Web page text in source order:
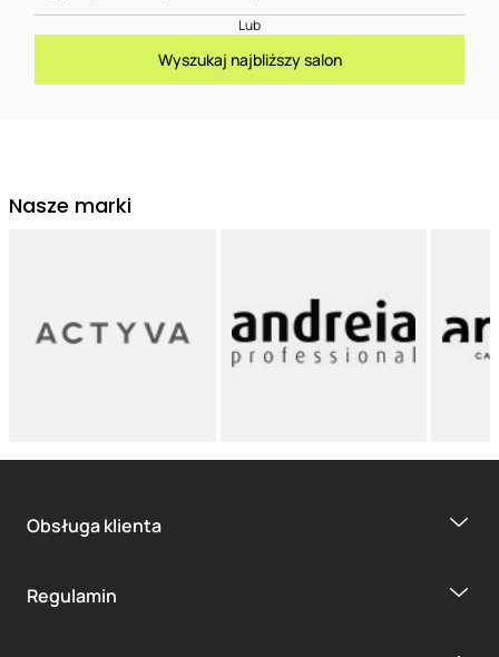
Lub
Wyszukaj najbliższy salon
Nasze marki
Obsługa klienta
Regulamin